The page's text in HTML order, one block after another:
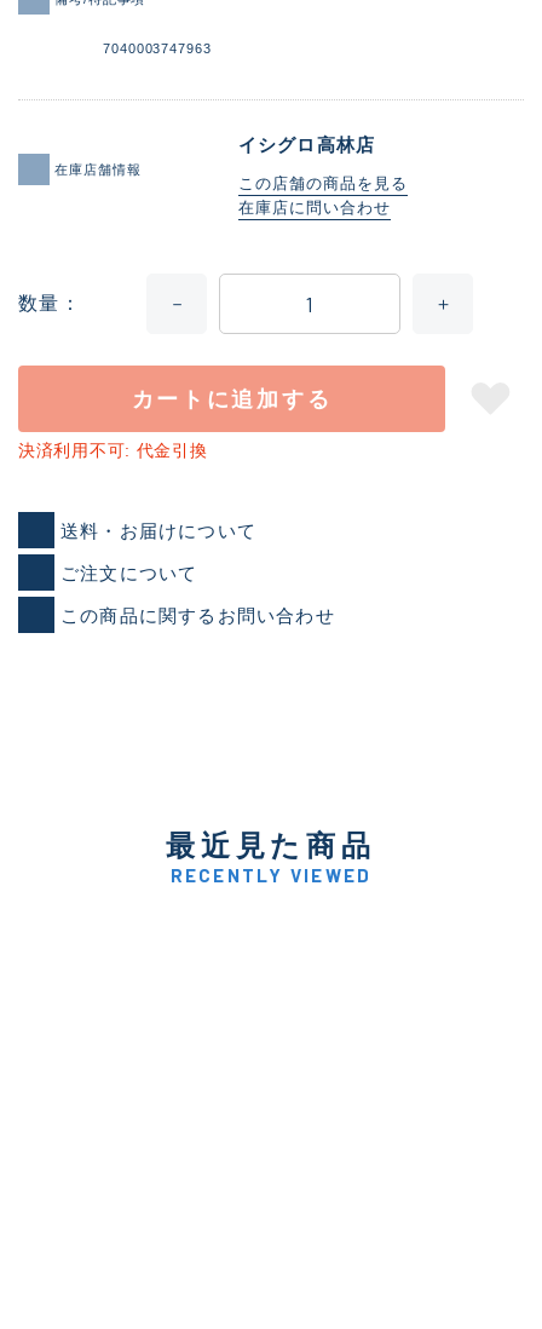
7040003747963
在庫店舗情報
イシグロ高林店
この店舗の商品を見る
在庫店に問い合わせ
数量
カートに追加する
決済利用不可: 代金引換
送料・お届けについて
ご注文について
この商品に関するお問い合わせ
最近見た商品
RECENTLY VIEWED